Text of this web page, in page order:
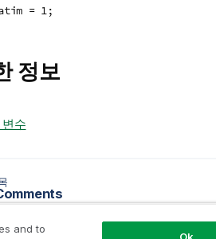
= 1;
정보
수
and to